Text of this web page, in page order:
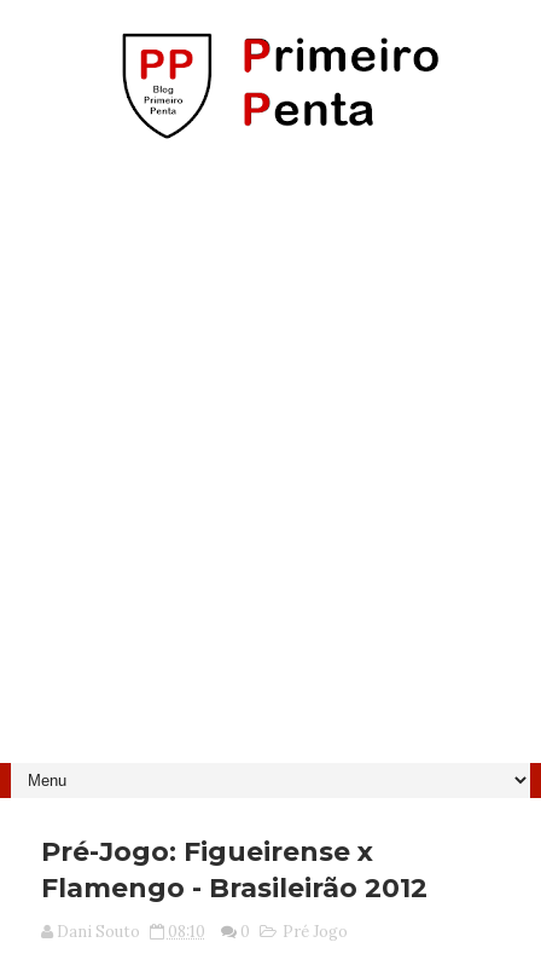
Pré-Jogo: Figueirense x
Flamengo - Brasileirão 2012
Dani Souto 08:10 0 Pré Jogo